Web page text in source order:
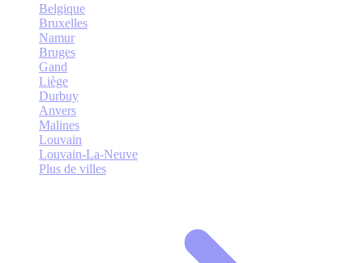
Belgique
Bruxelles
Namur
Bruges
Gand
Liège
Durbuy
Anvers
Malines
Louvain
Louvain-La-Neuve
Plus de villes